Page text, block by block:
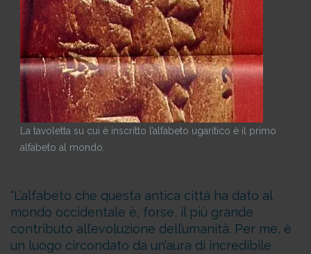
La tavoletta su cui è inscritto l’alfabeto ugaritico è il primo
alfabeto al mondo.
L’alfabeto che questa antica città ha dato al
mondo occidentale è, forse, il più grande
contributo all’evoluzione dell’umanità. Per me, è
un luogo circondato da un’aura di incredibile